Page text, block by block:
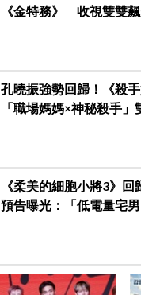
《金特務》 收視雙雙
孔曉振強勢回歸！《殺
「職場媽媽×神秘殺手」
《柔美的細胞小將3》
預告曝光：「低電量宅